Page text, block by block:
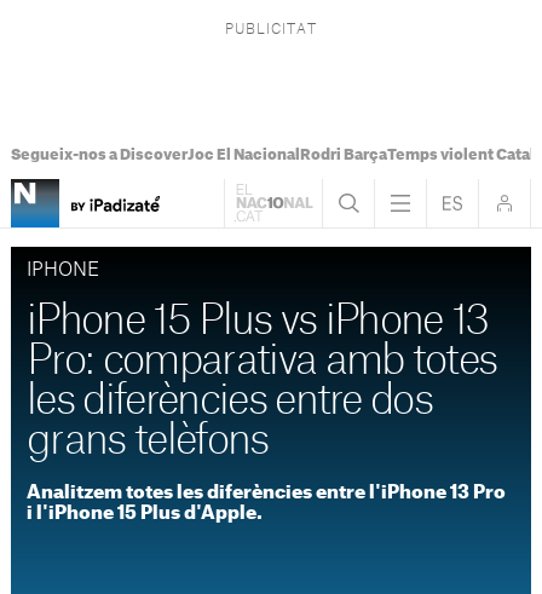
Segueix-nos a DiscoverJoc El Nacional Rodri BarçaTemps violent
IPHONE
iPhone 15 Plus vs iPhone 13
Pro: comparativa amb totes
les diferències entre dos
grans telèfons
Analitzem totes les diferències entre l'iPhone 13 Pro
i l'iPhone 15 Plus d'Apple.